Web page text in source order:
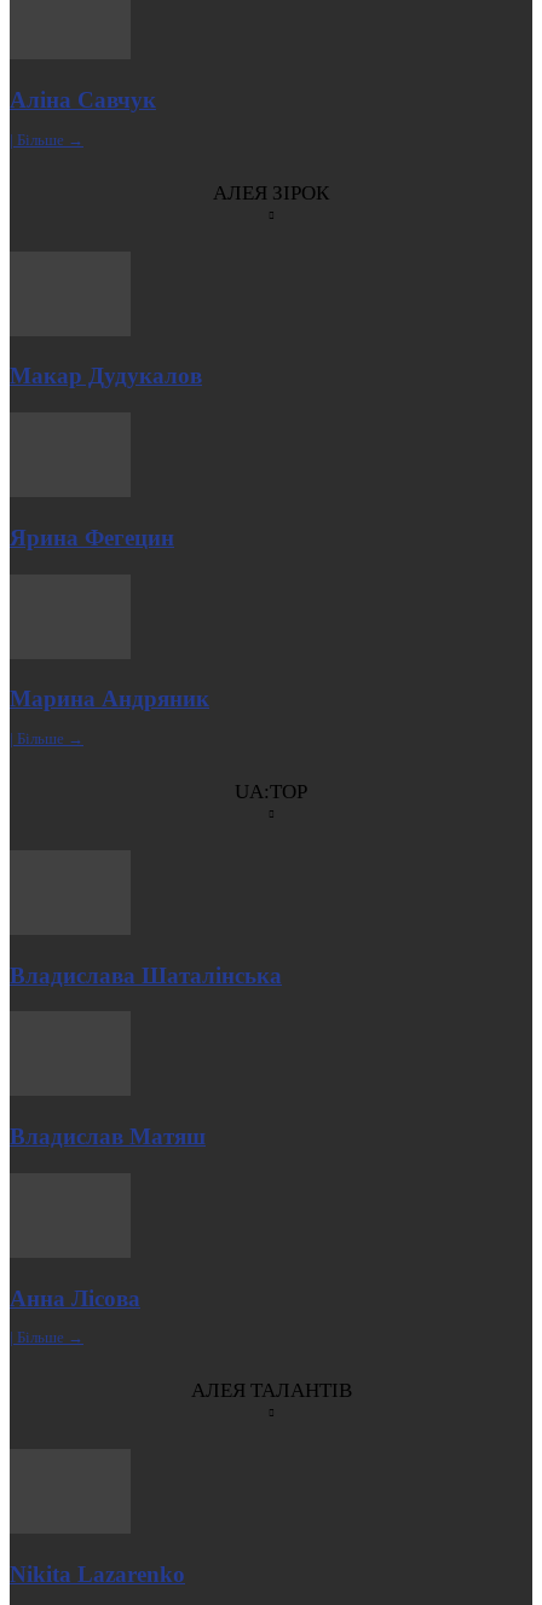
Аліна Савчук
| Більше →
АЛЕЯ ЗІРОК
Макар Дудукалов
Ярина Фегецин
Марина Андряник
| Більше →
UA:TOP
Владислава Шаталінська
Владислав Матяш
Анна Лісова
| Більше →
АЛЕЯ ТАЛАНТІВ
Nikita Lazarenko